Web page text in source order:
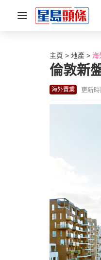
主頁 地產 海
倫敦新
海外置業 更新